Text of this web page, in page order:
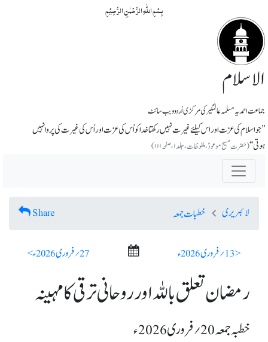
بِسۡمِ اللّٰہِ الرَّحۡمٰنِ الرَّحِیۡمِ
الاسلام
جماعت احمدیہ مسلمہ عالمگیر کی مرکزی اُردو ویب سائٹ
’’جو اسلام کی عزت اور اس کیلئے غیرت نہیں رکھتا خدا کو اُس کی عزت اور اُس کی غیرت کی پروا نہیں
ہوتی‘‘(حضرت مسیح موعودؑ، ملفوظات، جلد ۱، صفحہ ۱۱۱)
لائبریری خطبات جمعہ Share
< 13؍ فروری 2026ء 27؍ فروری 2026ء >
رمضان تعلق باللہ اور روحانی ترقی کا مہینہ
خطبہ جمعہ 20؍ فروری 2026ء